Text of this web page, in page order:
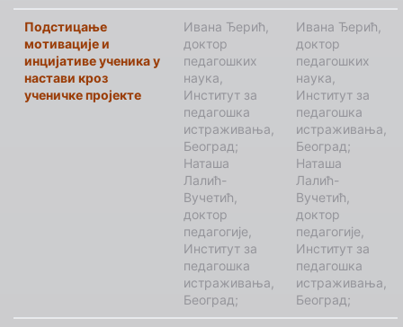
Подстицање
мотивације и
инцијативе ученика у
настави кроз
ученичке пројекте
Ивана Ђерић,
доктор
педагошких
наука,
Институт за
педагошка
истраживања,
Београд;
Наташа
Лалић-
Вучетић,
доктор
педагогије,
Институт за
педагошка
истраживања,
Београд;
Ивана Ђерић,
доктор
педагошких
наука,
Институт за
педагошка
истраживања,
Београд;
Наташа
Лалић-
Вучетић,
доктор
педагогије,
Институт за
педагошка
истраживања,
Београд;